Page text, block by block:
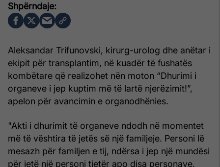
Aleksandar Trifunovski, kirurg-urolog dhe anëtar i
ekipit për transplantim, në kuadër të fushatës
kombëtare që realizohet nën moton “Dhurimi i
organeve i jep kuptim më të lartë njerëzimit!”,
apelon për avancimin e organodhënies.
"Akti i dhurimit të organeve ndodh në momentet
më të vështira të jetës së një familjeje. Personi lë
mesazh për familjen e tij, ndërsa i jep një mundësi
për jetë një personi tjetër apo disa personave.